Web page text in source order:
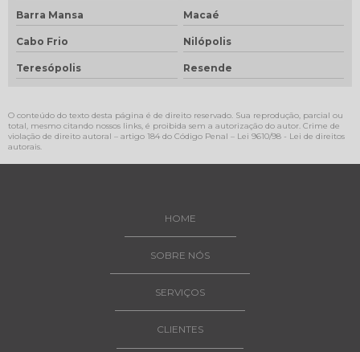
Barra Mansa Macaé
Cabo Frio Nilópolis
Teresópolis Resende
O conteúdo do texto desta página é de direito reservado. Sua reprodução, parcial ou
total, mesmo citando nossos links, é proibida sem a autorização do autor. Crime de
violação de direito autoral – artigo 184 do Código Penal – Lei 9610/98 - Lei de direitos
autorais.
HOME
SOBRE NÓS
SERVIÇOS
CLIENTES